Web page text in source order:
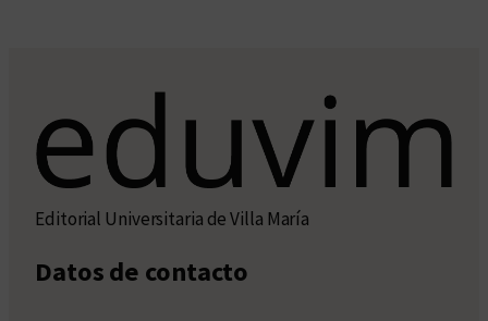
Editorial Universitaria de Villa María
Datos de contacto